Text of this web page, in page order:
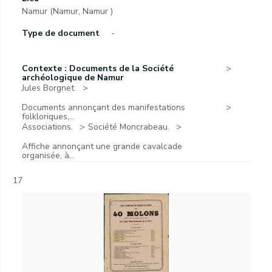
Namur (Namur, Namur )
Type de document
-
Contexte : Documents de la Société
archéologique de Namur
Jules Borgnet.
Documents annonçant des manifestations
folkloriques,...
Associations.
Société Moncrabeau.
Affiche annonçant une grande cavalcade
organisée, à...
17